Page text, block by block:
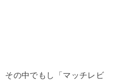
その中でもし「マッチレビ